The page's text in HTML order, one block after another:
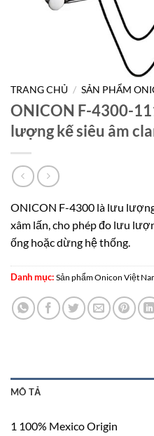
TRANG CHỦ / SẢN PHẨM
ONICON F-4300-
lượng kế siêu âm
ONICON F-4300 là lưu
xâm lấn, cho phép đo lưu
ống hoặc dừng hệ thống.
Danh mục: Sản phẩm Onicon Việt
MÔ TẢ
1 100% Mexico Origin